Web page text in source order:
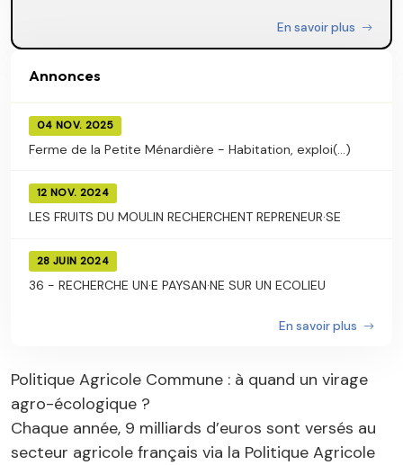
En savoir plus
Annonces
04 NOV. 2025
Ferme de la Petite Ménardière - Habitation, exploi(...)
12 NOV. 2024
LES FRUITS DU MOULIN RECHERCHENT REPRENEUR·SE
28 JUIN 2024
36 - RECHERCHE UN·E PAYSAN·NE SUR UN ECOLIEU
En savoir plus
Politique Agricole Commune : à quand un virage
agro-écologique ?
Chaque année, 9 milliards d’euros sont versés au
secteur agricole français via la Politique Agricole